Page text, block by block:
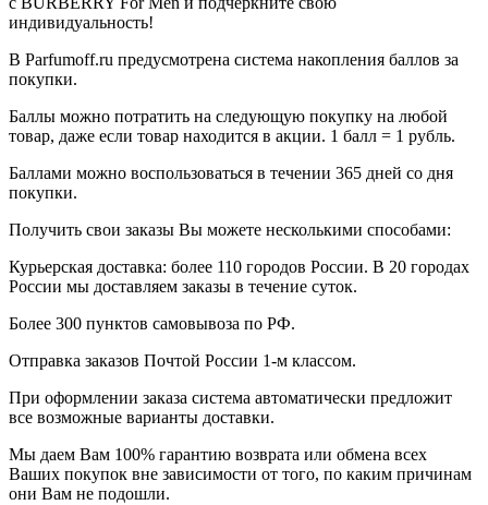
индивидуальность!
В Parfumoff.ru предусмотрена система накопления баллов за
покупки.
Баллы можно потратить на следующую покупку на любой
товар, даже если товар находится в акции. 1 балл = 1 рубль.
Баллами можно воспользоваться в течении 365 дней со дня
покупки.
Получить свои заказы Вы можете несколькими способами:
Курьерская доставка: более 110 городов России. В 20 городах
России мы доставляем заказы в течение суток.
Более 300 пунктов самовывоза по РФ.
Отправка заказов Почтой России 1-м классом.
При оформлении заказа система автоматически предложит
все возможные варианты доставки.
Мы даем Вам 100% гарантию возврата или обмена всех
Ваших покупок вне зависимости от того, по каким причинам
они Вам не подошли.